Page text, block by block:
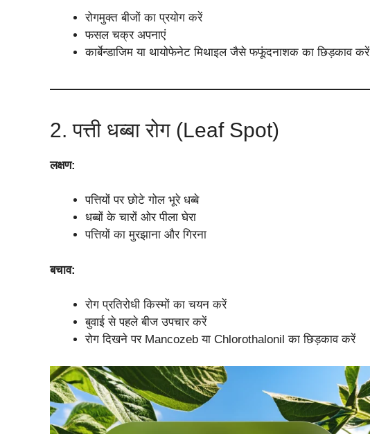
रोगमुक्त बीजों का प्रयोग करें
फसल चक्र अपनाएं
कार्बेन्डाजिम या थायोफेनेट मिथाइल जैसे फफूंदनाशक का छिड़काव करें
2. पत्ती धब्बा रोग (Leaf Spot)
लक्षण:
पत्तियों पर छोटे गोल भूरे धब्बे
धब्बों के चारों ओर पीला घेरा
पत्तियों का मुरझाना और गिरना
बचाव:
रोग प्रतिरोधी किस्मों का चयन करें
बुवाई से पहले बीज उपचार करें
रोग दिखने पर Mancozeb या Chlorothalonil का छिड़काव करें